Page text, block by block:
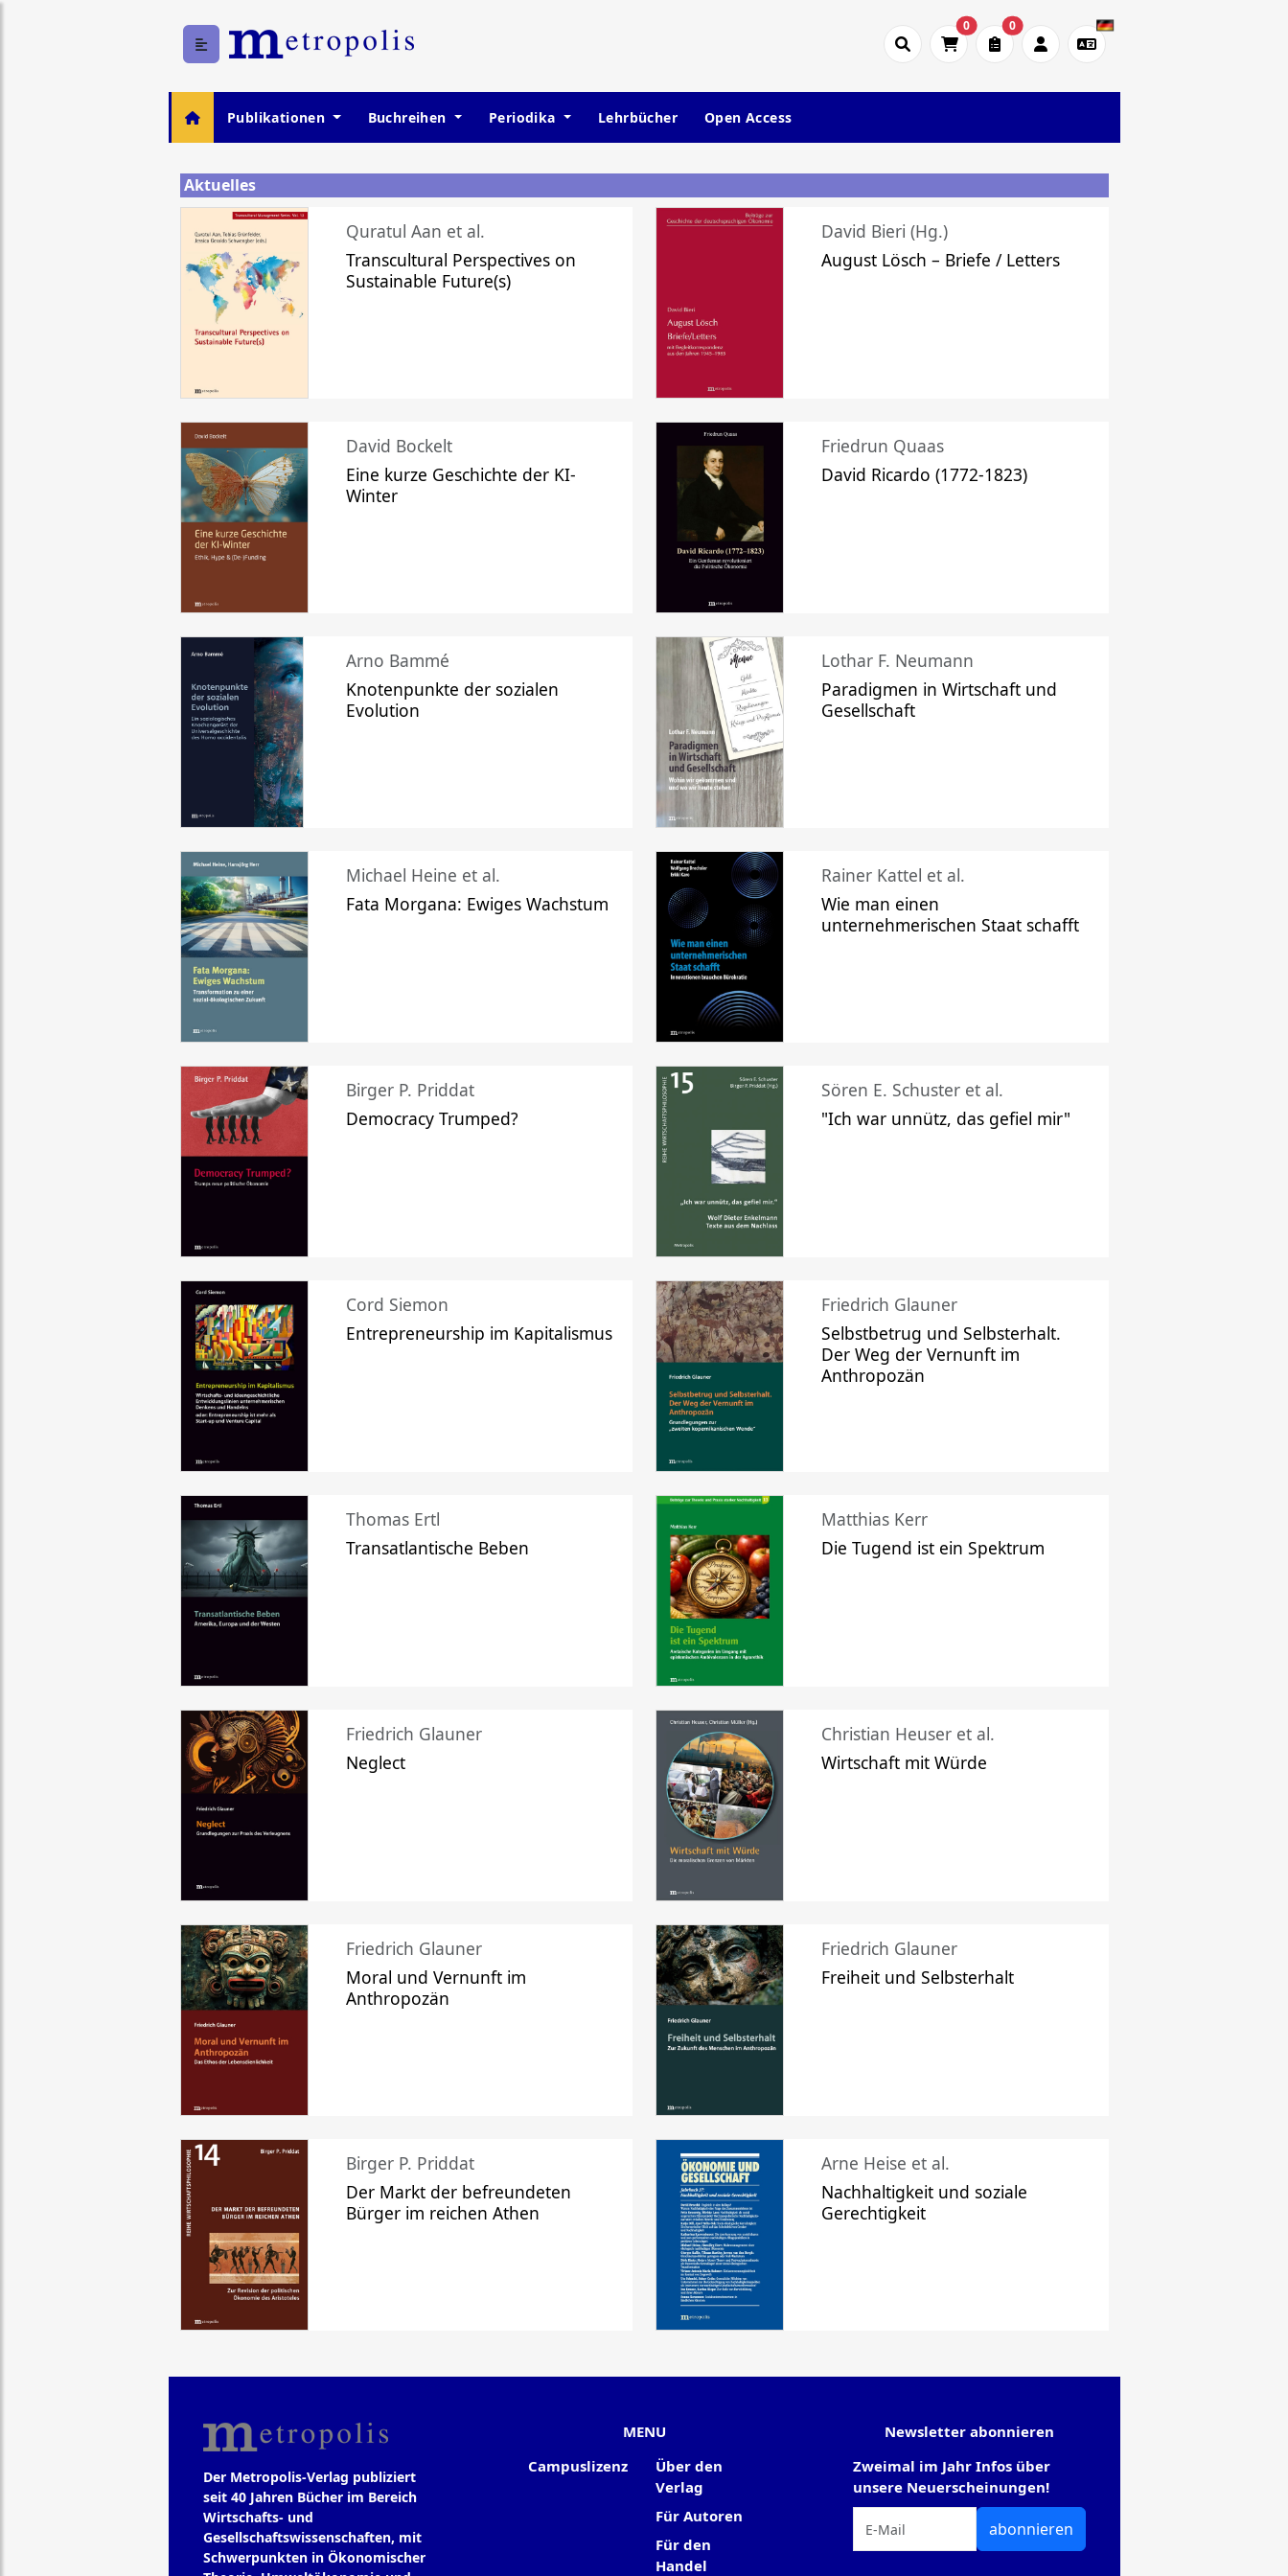
0 0
Publikationen Buchreihen Periodika Lehrbücher Open Access
Aktuelles
Quratul Aan et al.
Transcultural Perspectives on
Sustainable Future(s)
David Bieri (Hg.)
August Lösch – Briefe / Letters
David Bockelt
Eine kurze Geschichte der KI-
Winter
Friedrun Quaas
David Ricardo (1772-1823)
Arno Bammé
Knotenpunkte der sozialen
Evolution
Lothar F. Neumann
Paradigmen in Wirtschaft und
Gesellschaft
Michael Heine et al.
Fata Morgana: Ewiges Wachstum
Rainer Kattel et al.
Wie man einen
unternehmerischen Staat schafft
Birger P. Priddat
Democracy Trumped?
Sören E. Schuster et al.
"Ich war unnütz, das gefiel mir"
Cord Siemon
Entrepreneurship im Kapitalismus
Friedrich Glauner
Selbstbetrug und Selbsterhalt.
Der Weg der Vernunft im
Anthropozän
Thomas Ertl
Transatlantische Beben
Matthias Kerr
Die Tugend ist ein Spektrum
Friedrich Glauner
Neglect
Christian Heuser et al.
Wirtschaft mit Würde
Friedrich Glauner
Moral und Vernunft im
Anthropozän
Friedrich Glauner
Freiheit und Selbsterhalt
Birger P. Priddat
Der Markt der befreundeten
Bürger im reichen Athen
Arne Heise et al.
Nachhaltigkeit und soziale
Gerechtigkeit
Der Metropolis-Verlag publiziert
seit 40 Jahren Bücher im Bereich
Wirtschafts- und
Gesellschaftswissenschaften, mit
Schwerpunkten in Ökonomischer
MENU
Campuslizenz
Über den
Verlag
Für Autoren
Für den
Handel
Newsletter abonnieren
Zweimal im Jahr Infos über
unsere Neuerscheinungen!
abonnieren